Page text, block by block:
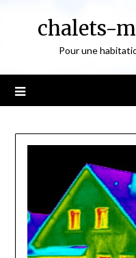
chalets-
Pour une